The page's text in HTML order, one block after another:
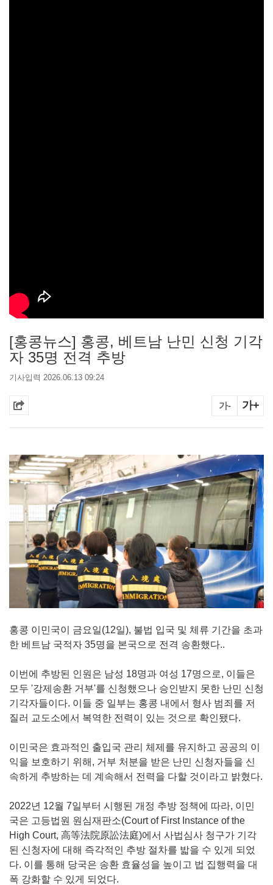
[홍콩뉴스] 홍콩, 베트남 난민 신청 기각
자 35명 전격 추방
기사입력 2026.06.13 09:24
가- 가+
홍콩 이민국이 금요일(12일), 불법 입국 및 체류 기간을 초과
한 베트남 국적자 35명을 본국으로 전격 송환했다..
이번에 추방된 인원은 남성 18명과 여성 17명으로, 이들은
모두 '강제송환 거부'를 신청했으나 승인받지 못한 난민 신청
기각자들이다. 이들 중 일부는 홍콩 내에서 형사 범죄를 저
질러 교도소에서 복역한 전력이 있는 것으로 확인됐다.
이민국은 효과적인 출입국 관리 체제를 유지하고 공공의 이
익을 보호하기 위해, 거부 처분을 받은 난민 신청자들을 신
속하게 추방하는 데 계속해서 전력을 다할 것이라고 밝혔다.
2022년 12월 7일부터 시행된 개정 추방 정책에 따라, 이민
국은 고등법원 원심재판소(Court of First Instance of the
High Court, 高等法院原訟法庭)에서 사법심사 청구가 기각
된 신청자에 대해 즉각적인 추방 절차를 밟을 수 있게 되었
다. 이를 통해 당국은 송환 효율성을 높이고 법 집행력을 대
폭 강화할 수 있게 되었다.